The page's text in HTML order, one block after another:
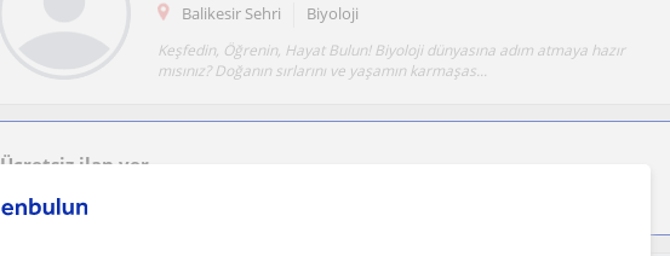
Balikesir Sehri Biyoloji
Keşfedin, Öğrenin, Hayat Bulun! Biyoloji dünyasına adım atmaya hazır
mısınız? Doğanın sırlarını ve yaşamın karmaşas...
Ücretsiz ilan ver
Ücretsiz bir ilan ver ve öğretmenlerin seninle iletişime geçmesini sağla